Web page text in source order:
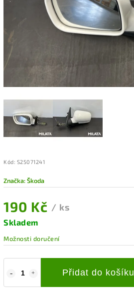
Kód: S25071241
Značka:Škoda
190 Kč / ks
Skladem
Možnosti doručení
Přidat do košíku